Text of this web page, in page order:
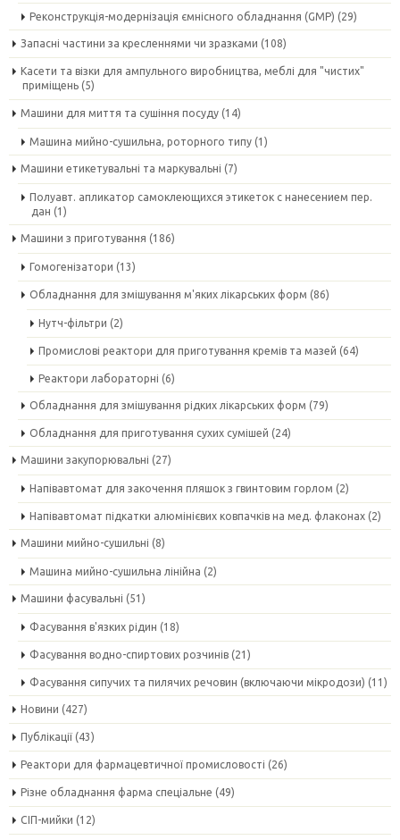
Реконструкція-модернізація ємнісного обладнання (GMP) (29)
Запасні частини за кресленнями чи зразками (108)
Касети та візки для ампульного виробництва, меблі для "чистих"
приміщень (5)
Машини для миття та сушіння посуду (14)
Машина мийно-сушильна, роторного типу (1)
Машини етикетувальні та маркувальні (7)
Полуавт. апликатор самоклеющихся этикеток с нанесением пер.
дан (1)
Машини з приготування (186)
Гомогенізатори (13)
Обладнання для змішування м'яких лікарських форм (86)
Нутч-фільтри (2)
Промислові реактори для приготування кремів та мазей (64)
Реактори лабораторні (6)
Обладнання для змішування рідких лікарських форм (79)
Обладнання для приготування сухих сумішей (24)
Машини закупорювальні (27)
Напівавтомат для закочення пляшок з гвинтовим горлом (2)
Напівавтомат підкатки алюмінієвих ковпачків на мед. флаконах (2)
Машини мийно-сушильні (8)
Машина мийно-сушильна лінійна (2)
Машини фасувальні (51)
Фасування в'язких рідин (18)
Фасування водно-спиртових розчинів (21)
Фасування сипучих та пилячих речовин (включаючи мікродози) (11)
Новини (427)
Публікації (43)
Реактори для фармацевтичної промисловості (26)
Різне обладнання фарма спеціальне (49)
СІП-мийки (12)